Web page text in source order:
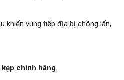
khiến vùng tiếp địa bị chồng lấn,
kẹp chính hãng.